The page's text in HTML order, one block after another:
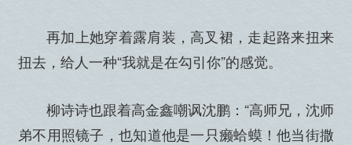
再加上她穿着露肩装，高叉裙，走起路来扭来
扭去，给人一种“我就是在勾引你”的感觉。
柳诗诗也跟着高金鑫嘲讽沈鹏：“高师兄，沈师
弟不用照镜子，也知道他是一只癞蛤蟆！他当街撒